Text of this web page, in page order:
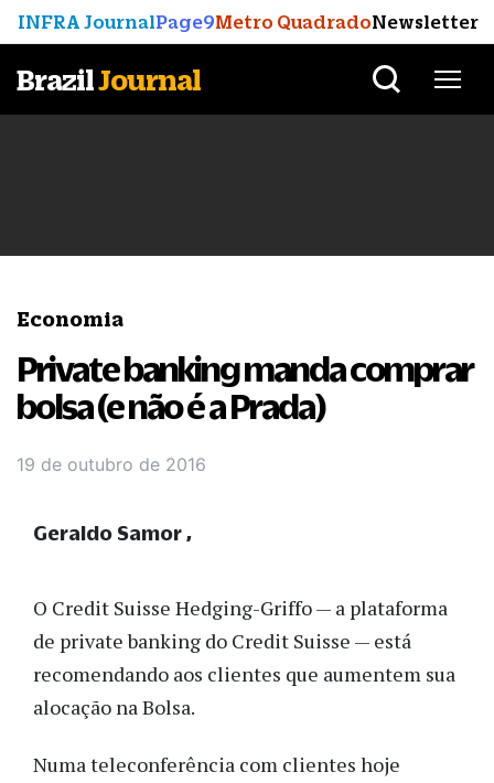
INFRA JournalPage9Metro QuadradoNewsletter
BrazilJournal
Economia
Private banking manda comprar
bolsa (e não é a Prada)
19 de outubro de 2016
O Credit Suisse Hedging-Griffo — a plataforma
de private banking do Credit Suisse — está
recomendando aos clientes que aumentem sua
alocação na Bolsa.
Numa teleconferência com clientes hoje
Geraldo Samor